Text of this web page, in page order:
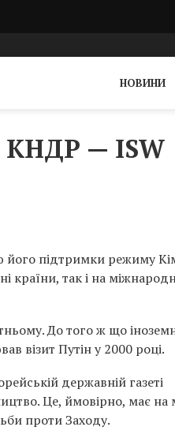
НОВИНИ
КНДР — ISW
його підтримки режиму
країни, так і на
До того ж що
візит Путін у 2000 році.
державній газеті
Це, ймовірно, має на
проти Заходу.